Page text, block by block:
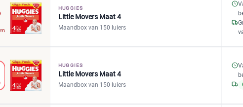
HUGGIES
Little Movers Maat 4
Maandbox van 150 luiers
HUGGIES
Little Movers Maat 4
Maandbox van 150 luiers